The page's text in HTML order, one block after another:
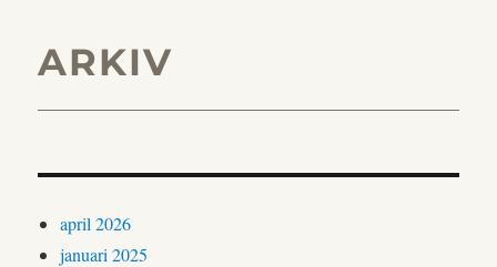
ARKIV
april 2026
januari 2025